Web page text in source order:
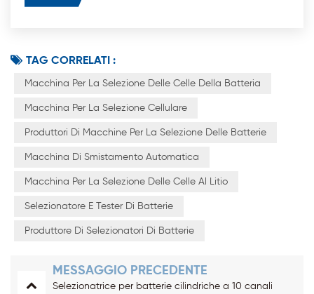
TAG CORRELATI :
Macchina Per La Selezione Delle Celle Della Batteria
Macchina Per La Selezione Cellulare
Produttori Di Macchine Per La Selezione Delle Batterie
Macchina Di Smistamento Automatica
Macchina Per La Selezione Delle Celle Al Litio
Selezionatore E Tester Di Batterie
Produttore Di Selezionatori Di Batterie
MESSAGGIO PRECEDENTE
Selezionatrice per batterie cilindriche a 10 canali